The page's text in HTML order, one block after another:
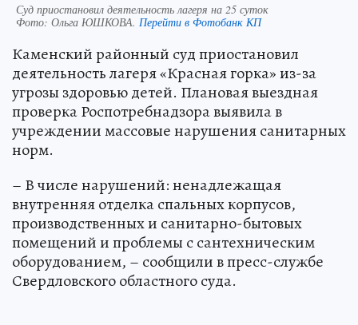
Суд приостановил деятельность лагеря на 25 суток
Фото: Ольга ЮШКОВА. Перейти в Фотобанк КП
Каменский районный суд приостановил
деятельность лагеря «Красная горка» из-за
угрозы здоровью детей. Плановая выездная
проверка Роспотребнадзора выявила в
учреждении массовые нарушения санитарных
норм.
– В числе нарушений: ненадлежащая
внутренняя отделка спальных корпусов,
производственных и санитарно-бытовых
помещений и проблемы с сантехническим
оборудованием, – сообщили в пресс-службе
Свердловского областного суда.